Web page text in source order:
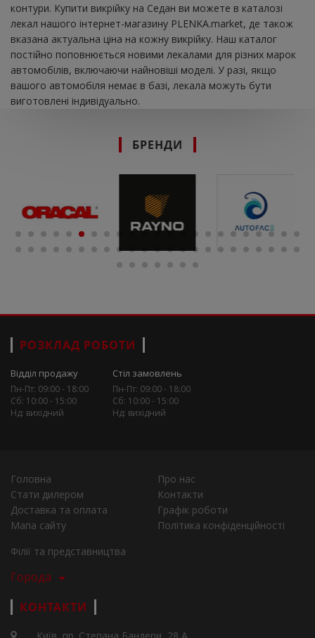
контури. Купити викрійку на Седан ви можете в каталозі
лекал нашого інтернет-магазину PLENKA.market, де також
вказана актуальна ціна на кожну викрійку. Наш каталог
постійно поповнюється новими лекалами для різних марок
автомобілів, включаючи найновіші моделі. У разі, якщо
вашого автомобіля немає в базі, лекала можуть бути
виготовлені індивідуально.
БРЕНДИ
РОЗКЛАД РОБОТИ
Відділ продажу
Пн-Пт: 09:00 - 18:00
Сб: 10:00 - 15:00
Нд: вихідний
Стіл замовлень
Пн-Пт: 09:00 - 18:00
Сб: 10:00 - 15:00
Нд: вихідний
Головна
Про нас
Стати дилером
Контакти
Доставка та оплата
Графік роботи
Мапа сайту
Політика конфіденційності
Філії та представництва
Города
КОНТАКТИ